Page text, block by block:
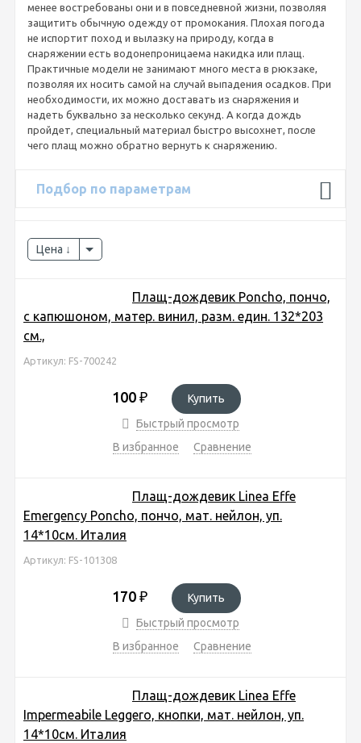
менее востребованы они и в повседневной жизни, позволяя
защитить обычную одежду от промокания. Плохая погода
не испортит поход и вылазку на природу, когда в
снаряжении есть водонепроницаема накидка или плащ.
Практичные модели не занимают много места в рюкзаке,
позволяя их носить самой на случай выпадения осадков. При
необходимости, их можно доставать из снаряжения и
надеть буквально за несколько секунд. А когда дождь
пройдет, специальный материал быстро высохнет, после
чего плащ можно обратно вернуть к снаряжению.
Подбор по параметрам
Цена
Плащ-дождевик Poncho, пончо,
с капюшоном, матер. винил, разм. един. 132*203
см.,
Артикул: FS-700242
100 ₽
Купить
Быстрый просмотр
В избранное
Сравнение
Плащ-дождевик Linea Effe
Emergency Poncho, пончо, мат. нейлон, уп.
14*10см. Италия
Артикул: FS-101308
170 ₽
Купить
Быстрый просмотр
В избранное
Сравнение
Плащ-дождевик Linea Effe
Impermeabile Leggero, кнопки, мат. нейлон, уп.
14*10см. Италия